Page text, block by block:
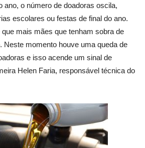
ano, o número de doadoras oscila,
escolares ou festas de final do ano.
mais mães que tenham sobra de
Neste momento houve uma queda de
e isso acende um sinal de
Helen Faria, responsável técnica do